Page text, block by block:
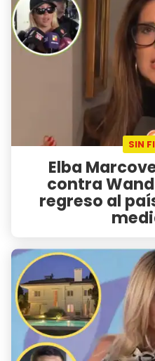
SIN
Elba
contra
regreso al